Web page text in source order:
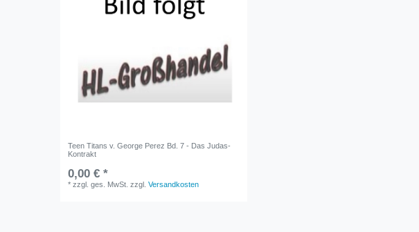
Teen Titans v. George Perez Bd. 7 - Das Judas-
Kontrakt
0,00 € *
*zzgl. ges. MwSt. zzgl.Versandkosten